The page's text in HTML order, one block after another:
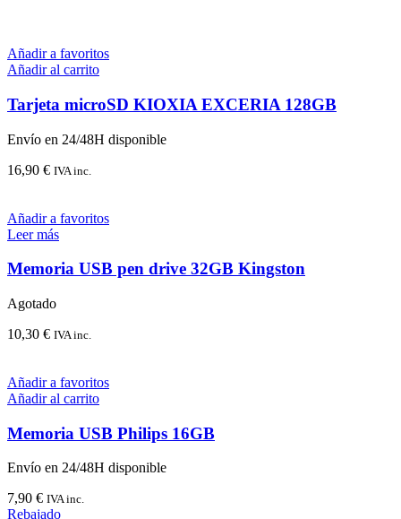
Añadir a favoritos
Añadir al carrito
Tarjeta microSD KIOXIA EXCERIA 128GB
Envío en 24/48H disponible
16,90 € IVA inc.
Añadir a favoritos
Leer más
Memoria USB pen drive 32GB Kingston
Agotado
10,30 € IVA inc.
Añadir a favoritos
Añadir al carrito
Memoria USB Philips 16GB
Envío en 24/48H disponible
7,90 € IVA inc.
Rebajado